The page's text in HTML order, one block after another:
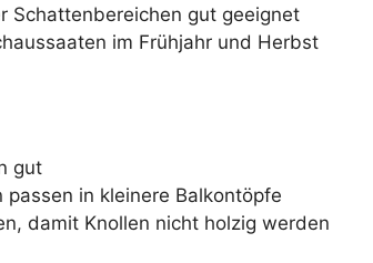
Schattenbereichen gut geeignet
im Frühjahr und Herbst
gut
passen in kleinere Balkontöpfe
damit Knollen nicht holzig werden